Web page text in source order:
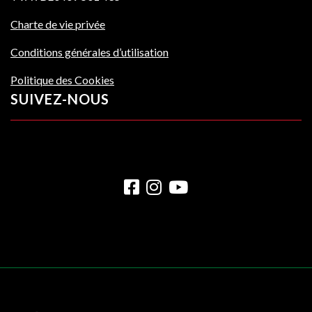
Charte de vie privée
Conditions générales d’utilisation
Politique des Cookies
SUIVEZ-NOUS